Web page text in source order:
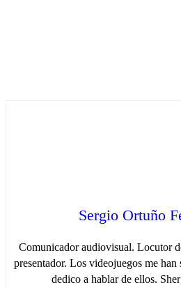
Sergio Ortuño
Comunicador audiovisual. Locutor
presentador. Los videojuegos me
dedico a hablar de ellos.